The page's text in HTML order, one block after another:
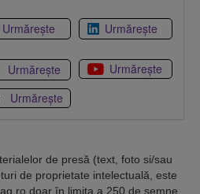
Urmărește Urmărește
Urmărește
Urmărește
Urmărește
de presă (text, foto si/sau
de proprietate intelectuală, este
doar în limita a 250 de semne.